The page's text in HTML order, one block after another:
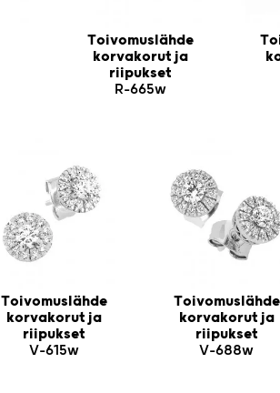
Toivomuslähde
korvakorut ja
riipukset
R-665w
Toivomuslähde
korvakorut ja
riipukset
V-615w
Toivomuslähde
korvakorut ja
riipukset
V-688w